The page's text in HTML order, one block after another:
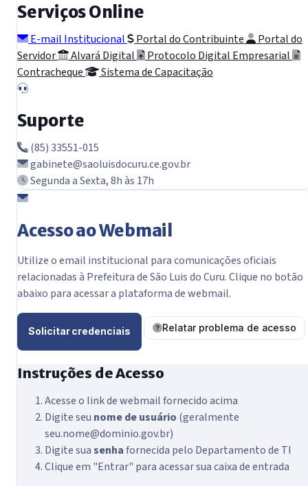
Serviços Online
E-mail Institucional Portal do Contribuinte
Portal do
Servidor
Alvará Digital
Protocolo Digital Empresarial
Contracheque
Sistema de Capacitação
Suporte
(85) 33551-015
gabinete@saoluisdocuru.ce.gov.br
Segunda a Sexta, 8h às 17h
Acesso ao Webmail
Utilize o email institucional para comunicações oficiais
relacionadas à Prefeitura de São Luis do Curu. Clique no botão
abaixo para acessar a plataforma de webmail.
Solicitar credenciais Relatar problema de acesso
Instruções de Acesso
Acesse o link de webmail fornecido acima
Digite seu nome de usuário (geralmente
seu.nome@dominio.gov.br)
Digite suasenhafornecida pelo Departamento de TI
Clique em "Entrar" para acessar sua caixa de entrada